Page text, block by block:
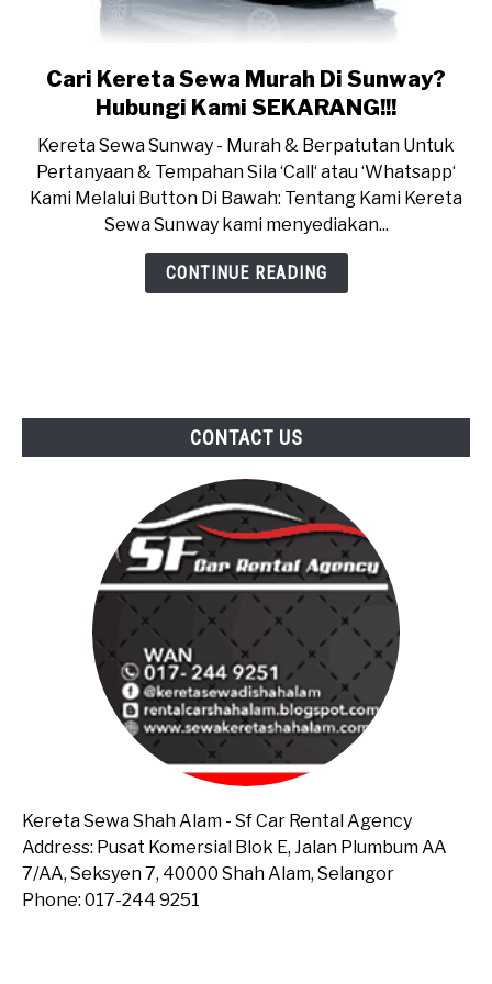
CONTACT US
link
to
Kereta
Sewa
Murah
Di
Sunway?
Cari Kereta Sewa Murah Di Sunway?
Hubungi Kami SEKARANG!!!
Kereta Sewa Sunway - Murah & Berpatutan Untuk
Pertanyaan & Tempahan Sila ‘Call‘ atau ‘Whatsapp‘
Kami Melalui Button Di Bawah: Tentang Kami Kereta
Sewa Sunway kami menyediakan...
CONTINUE READING
CONTACT US
Kereta Sewa Shah Alam - Sf Car Rental Agency
Address: Pusat Komersial Blok E, Jalan Plumbum AA
7/AA, Seksyen 7, 40000 Shah Alam, Selangor
Phone: 017-244 9251